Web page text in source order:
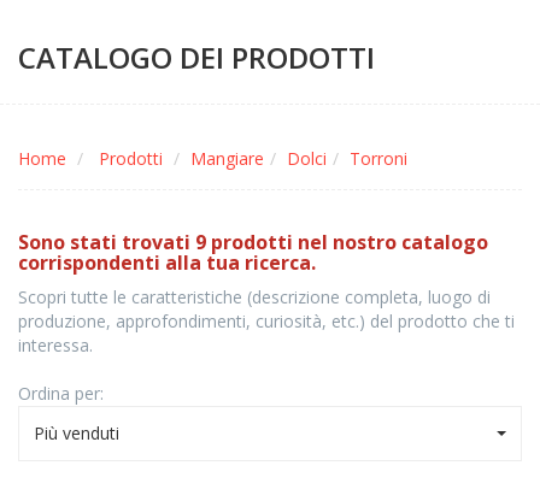
CATALOGO DEI PRODOTTI
Home Prodotti Mangiare Dolci Torroni
Sono stati trovati 9 prodotti nel nostro catalogo
corrispondenti alla tua ricerca.
Scopri tutte le caratteristiche (descrizione completa, luogo di
produzione, approfondimenti, curiosità, etc.) del prodotto che ti
interessa.
Ordina per:
Più venduti